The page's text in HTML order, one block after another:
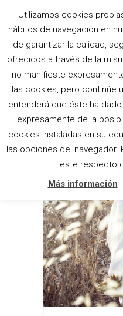
Utilizamos cookies
hábitos de navegación en
de garantizar la calidad,
ofrecidos a través de la
no manifieste
las cookies, pero continúe
entenderá que éste ha
expresamente de la
cookies instaladas en su
las opciones del
este respecto
Más información